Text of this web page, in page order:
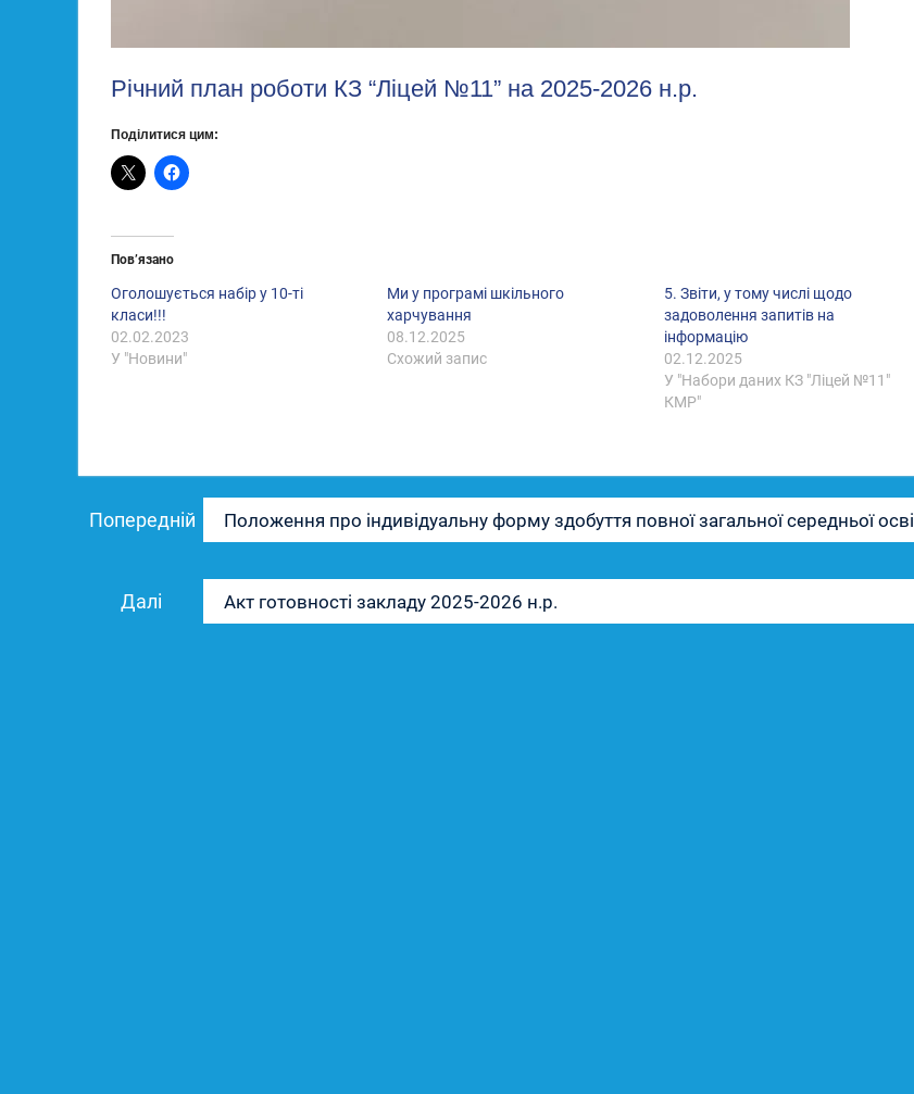
Річний план роботи КЗ “Ліцей №11” на 2025-2026 н.р.
Поділитися цим:
Пов’язано
Оголошується набір у 10-ті
класи!!!
02.02.2023
У "Новини"
Ми у програмі шкільного
харчування
08.12.2025
Схожий запис
5. Звіти, у тому числі щодо
задоволення запитів на
інформацію
02.12.2025
У "Набори даних КЗ "Ліцей №11"
КМР"
записів
Попередній
запис:
Положення про індивідуальну форму здобуття повної загальної середньої
Далі
запис:
Акт готовності закладу 2025-2026 н.р.